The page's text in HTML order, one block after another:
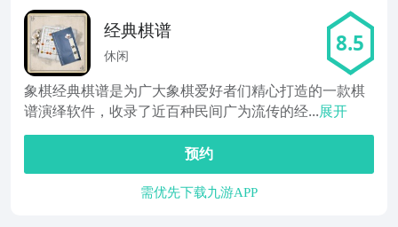
经典棋谱
休闲 8.5
象棋经典棋谱是为广大象棋爱好者们精心打造的一款棋
谱演绎软件，收录了近百种民间广为流传的经...展开
预约
需优先下载九游APP